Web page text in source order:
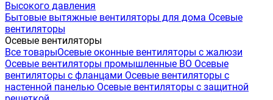
Высокого давления
Бытовые вытяжные вентиляторы для дома Осевые
вентиляторы
Осевые вентиляторы
Все товарыОсевые оконные вентиляторы с жалюзи
Осевые вентиляторы промышленные ВО Осевые
вентиляторы с фланцами Осевые вентиляторы с
настенной панелью Осевые вентиляторы с защитной